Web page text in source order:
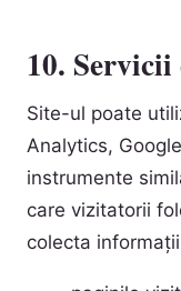
10.
Site-ul poate
Analytics,
instrumente
care vizitatorii
colecta